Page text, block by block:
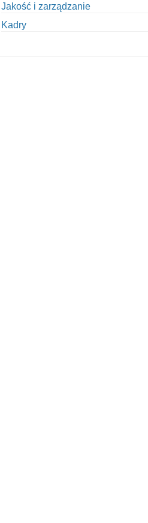
Jakość i zarządzanie
Kadry